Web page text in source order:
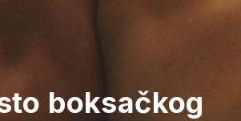
boksačkog